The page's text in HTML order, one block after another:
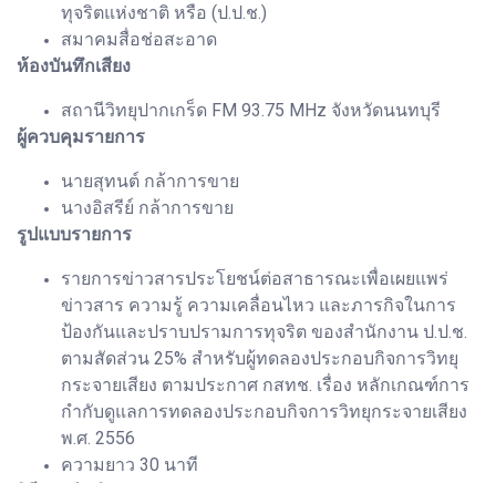
ทุจริตแห่งชาติ หรือ (ป.ป.ช.)
สมาคมสื่อช่อสะอาด
ห้องบันทึกเสียง
สถานีวิทยุปากเกร็ด FM 93.75 MHz จังหวัดนนทบุรี
ผู้ควบคุมรายการ
นายสุทนต์ กล้าการขาย
นางอิสรีย์ กล้าการขาย
รูปแบบรายการ
รายการข่าวสารประโยชน์ต่อสาธารณะเพื่อเผยแพร่
ข่าวสาร ความรู้ ความเคลื่อนไหว และภารกิจในการ
ป้องกันและปราบปรามการทุจริต ของสำนักงาน ป.ป.ช.
ตามสัดส่วน 25% สำหรับผู้ทดลองประกอบกิจการวิทยุ
กระจายเสียง ตามประกาศ กสทช. เรื่อง หลักเกณฑ์การ
กำกับดูแลการทดลองประกอบกิจการวิทยุกระจายเสียง
พ.ศ. 2556
ความยาว 30 นาที